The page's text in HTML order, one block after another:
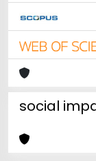
social